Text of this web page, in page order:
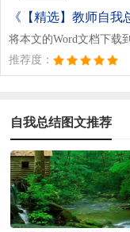
《【精选】教师自我
将本文的Word文档下载
推荐度：
自我总结图文推荐